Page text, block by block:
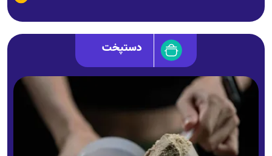
دستپخت